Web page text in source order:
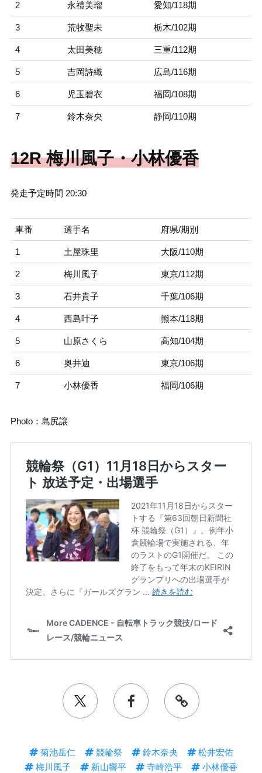
2 永禮美瑠 愛知/118期
3 荒牧聖未 栃木/102期
4 太田美穂 三重/112期
5 吉岡詩織 広島/116期
6 児玉碧衣 福岡/108期
7 鈴木奈央 静岡/110期
12R 梅川風子・小林優香
発走予定時間 20:30
車番 選手名 府県/期別
1 土屋珠里 大阪/110期
2 梅川風子 東京/112期
3 石井貴子 千葉/106期
4 西島叶子 熊本/118期
5 山原さくら 高知/104期
6 奥井迪 東京/106期
7 小林優香 福岡/106期
Photo：島尻譲
菊池岳仁 競輪祭 鈴木奈央
松井宏佑
梅川風子
新山響平 寺崎浩平
小林優香